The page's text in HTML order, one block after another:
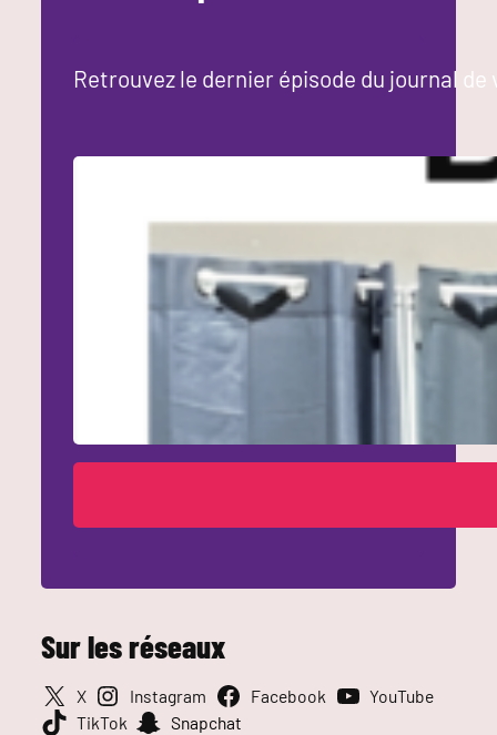
Retrouvez le dernier épisode du journal
Sur les réseaux
X Instagram Facebook
YouTube
TikTok
Snapchat